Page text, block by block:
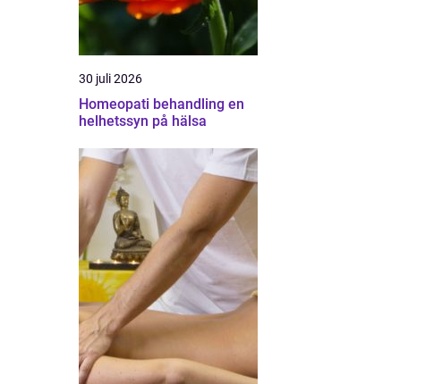
30 juli 2026
Homeopati behandling en
helhetssyn på hälsa